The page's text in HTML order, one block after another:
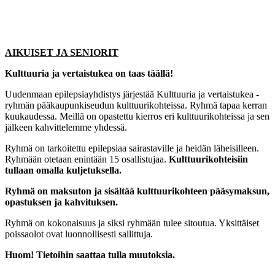
AIKUISET JA SENIORIT
Kulttuuria ja vertaistukea on taas täällä!
Uudenmaan epilepsiayhdistys järjestää Kulttuuria ja vertaistukea -
ryhmän pääkaupunkiseudun kulttuurikohteissa. Ryhmä tapaa kerran
kuukaudessa. Meillä on opastettu kierros eri kulttuurikohteissa ja sen
jälkeen kahvittelemme yhdessä.
Ryhmä on tarkoitettu epilepsiaa sairastaville ja heidän läheisilleen.
Ryhmään otetaan enintään 15 osallistujaa. Kulttuurikohteisiin
tullaan omalla kuljetuksella.
Ryhmä on maksuton ja sisältää kulttuurikohteen pääsymaksun,
opastuksen ja kahvituksen.
Ryhmä on kokonaisuus ja siksi ryhmään tulee sitoutua. Yksittäiset
poissaolot ovat luonnollisesti sallittuja.
Huom! Tietoihin saattaa tulla muutoksia.